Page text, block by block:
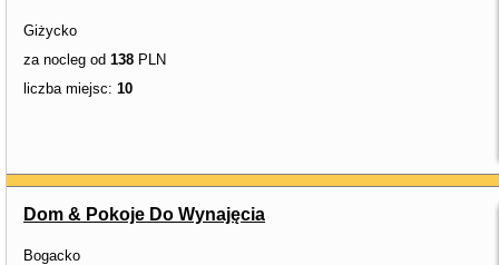
Giżycko
za nocleg od 138 PLN
liczba miejsc: 10
Dom & Pokoje Do Wynajęcia
Bogacko